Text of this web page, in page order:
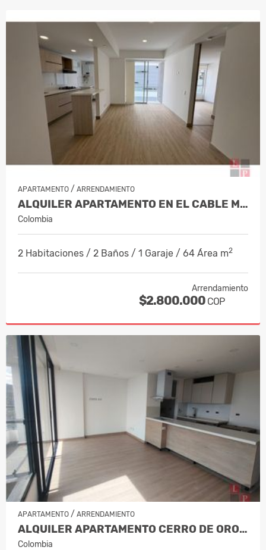
APARTAMENTO / ARRENDAMIENTO
ALQUILER APARTAMENTO EN EL CABLE MAN…
Colombia
2 Habitaciones / 2 Baños / 1 Garaje / 64 Área m2
Arrendamiento
$2.800.000 COP
APARTAMENTO / ARRENDAMIENTO
ALQUILER APARTAMENTO CERRO DE ORO,…
Colombia